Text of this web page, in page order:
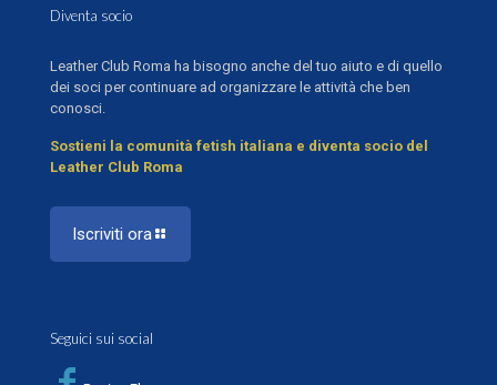
Diventa socio
Leather Club Roma ha bisogno anche del tuo aiuto e di quello
dei soci per continuare ad organizzare le attività che ben
conosci.
Sostieni la comunità fetish italiana e diventa socio del
Leather Club Roma
Iscriviti ora
Seguici sui social